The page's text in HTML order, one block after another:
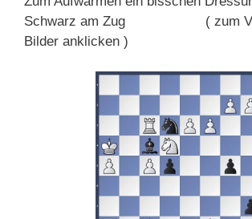
Schwarz am Zug ( zum
Bilder anklicken )